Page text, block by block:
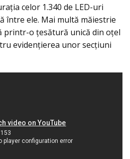
celor 1.340 de LED-uri
între ele. Mai multă măiestrie
printr-o țesătură unică din oțel
evidențierea unor secțiuni